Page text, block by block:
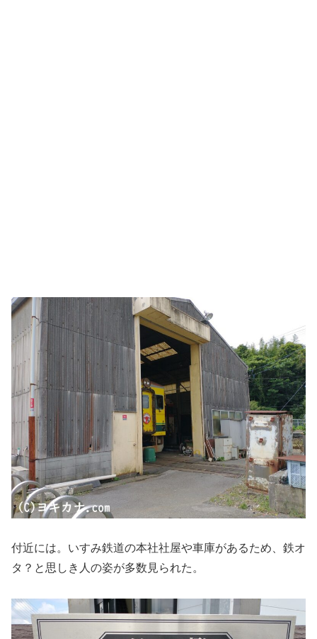
付近には。いすみ鉄道の本社社屋や車庫があるため、鉄オ
タ？と思しき人の姿が多数見られた。